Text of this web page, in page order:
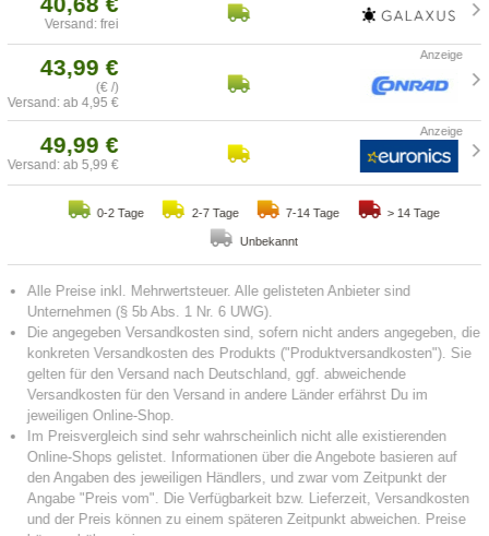
Versand: frei
43,99 €
(€ /)
Versand: ab 4,95 €
49,99 €
Versand: ab 5,99 €
0-2 Tage 2-7 Tage 7-14 Tage > 14 Tage
Unbekannt